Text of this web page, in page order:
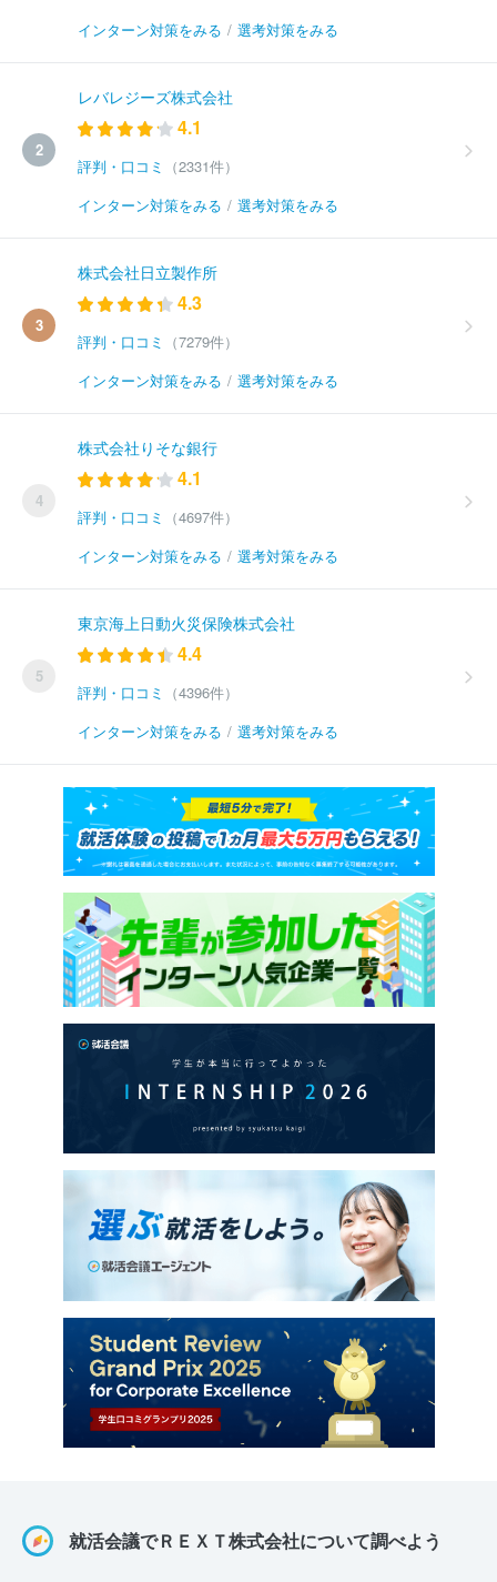
インターン対策をみる / 選考対策をみる
2
レバレジーズ株式会社
4.1
評判・口コミ
（2331件）
インターン対策をみる / 選考対策をみる
3
株式会社日立製作所
4.3
評判・口コミ
（7279件）
インターン対策をみる / 選考対策をみる
4
株式会社りそな銀行
4.1
評判・口コミ
（4697件）
インターン対策をみる / 選考対策をみる
5
東京海上日動火災保険株式会社
4.4
評判・口コミ
（4396件）
インターン対策をみる / 選考対策をみる
就活会議でＲＥＸＴ株式会社について調べよう